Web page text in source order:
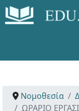
Νομοθεσία
ΩΡΑΡΙΟ